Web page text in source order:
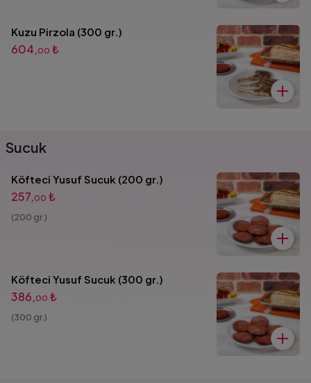
Kuzu Pirzola (300 gr.)
604,00 ₺
Sucuk
Köfteci Yusuf Sucuk (200 gr.)
257,00 ₺
(200 gr.)
Köfteci Yusuf Sucuk (300 gr.)
386,00 ₺
(300 gr.)